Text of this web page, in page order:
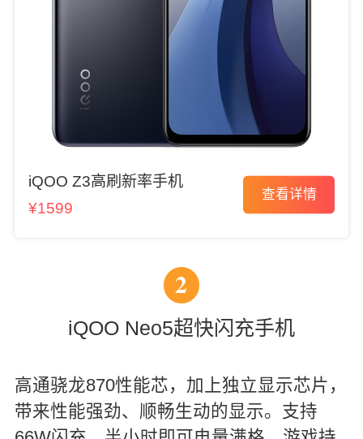
iQOO Z3高刷新率手机
¥1599
查看详情
2
iQOO Neo5超快闪充手机
高通骁龙870性能芯，加上独立显示芯片，
带来性能强劲、顺畅生动的显示。支持